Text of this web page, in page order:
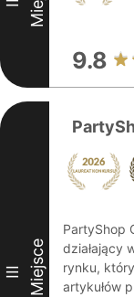
II
9.8
III Miejsce
PartyShop
działający
rynku,
artykułów